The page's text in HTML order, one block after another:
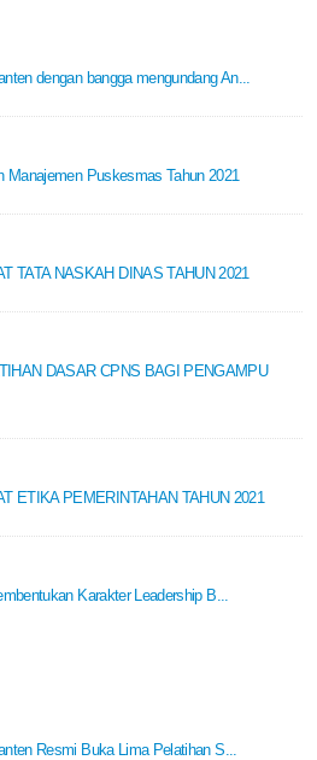
dengan bangga mengundang An...
Manajemen Puskesmas Tahun 2021
TATA NASKAH DINAS TAHUN 2021
DASAR CPNS BAGI PENGAMPU
ETIKA PEMERINTAHAN TAHUN 2021
Karakter Leadership B...
Resmi Buka Lima Pelatihan S...